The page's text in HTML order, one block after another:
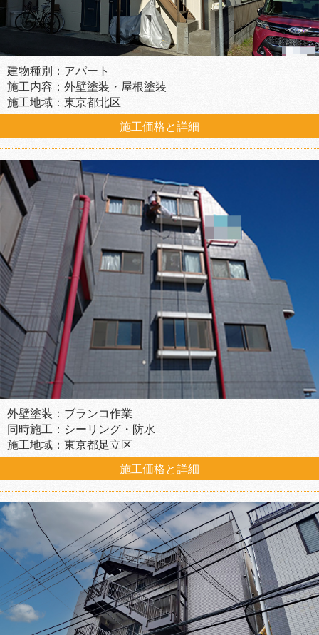
建物種別：アパート
施工内容：外壁塗装・屋根塗装
施工地域：東京都北区
施工価格と詳細
外壁塗装：ブランコ作業
同時施工：シーリング・防水
施工地域：東京都足立区
施工価格と詳細